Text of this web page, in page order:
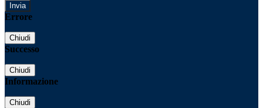
Errore
Chiudi
Successo
Chiudi
Informazione
Chiudi